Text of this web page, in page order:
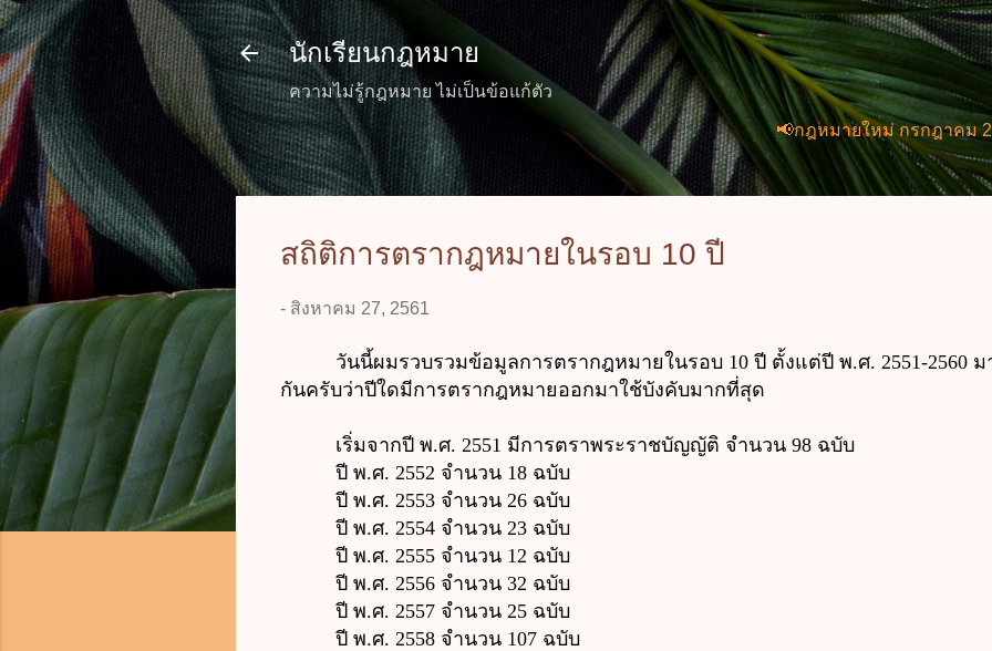
ข้ามไปที่เนื้อหาหลัก
นักเรียนกฎหมาย
ความไม่รู้กฎหมาย ไม่เป็นข้อแก้ตัว
📢กฎหมายใหม่ กรกฎาคม 2569 (2 ฉบั
สถิติการตรากฎหมายในรอบ 10 ปี
- สิงหาคม 27, 2561
วันนี้ผมรวบรวมข้อมูลการตรากฎหมายในรอบ 10 ปี ตั้งแต่ปี พ.ศ. 2551-2560 ม
กันครับว่าปีใดมีการตรากฎหมายออกมาใช้บังคับมากที่สุด
เริ่มจากปี พ.ศ. 2551 มีการตราพระราชบัญญัติ จำนวน 98 ฉบับ
ปี พ.ศ. 2552 จำนวน 18 ฉบับ
ปี พ.ศ. 2553 จำนวน 26 ฉบับ
ปี พ.ศ. 2554 จำนวน 23 ฉบับ
ปี พ.ศ. 2555 จำนวน 12 ฉบับ
ปี พ.ศ. 2556 จำนวน 32 ฉบับ
ปี พ.ศ. 2557 จำนวน 25 ฉบับ
ปี พ.ศ. 2558 จำนวน 107 ฉบับ